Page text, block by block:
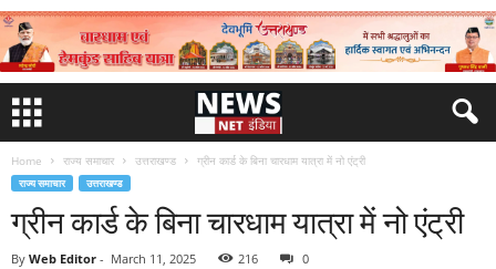
Home राज्य समाचार उत्तराखण्ड ग्रीन कार्ड के बिना चारधाम यात्रा में नो एंट्री
राज्य समाचार उत्तराखण्ड
ग्रीन कार्ड के बिना चारधाम यात्रा में नो एंट्री
By Web Editor - March 11, 2025 216 0